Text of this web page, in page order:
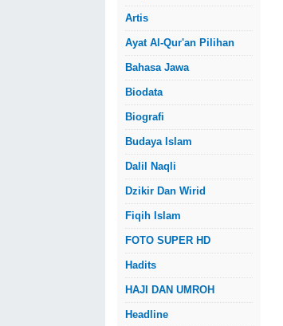
Artis
Ayat Al-Qur'an Pilihan
Bahasa Jawa
Biodata
Biografi
Budaya Islam
Dalil Naqli
Dzikir Dan Wirid
Fiqih Islam
FOTO SUPER HD
Hadits
HAJI DAN UMROH
Headline